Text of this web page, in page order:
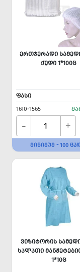
ᲔᲠᲗᲯᲔᲠᲐᲓᲘ
ᲥᲣᲓᲘ 1*100Ც
ᲤᲐᲡᲘ
1610-1565
- +
ᲛᲘᲜᲘᲛᲣᲛ - 100
ᲕᲘᲖᲘᲢᲝᲠᲘᲡ
ᲮᲐᲚᲐᲗᲘ
1*10Ც